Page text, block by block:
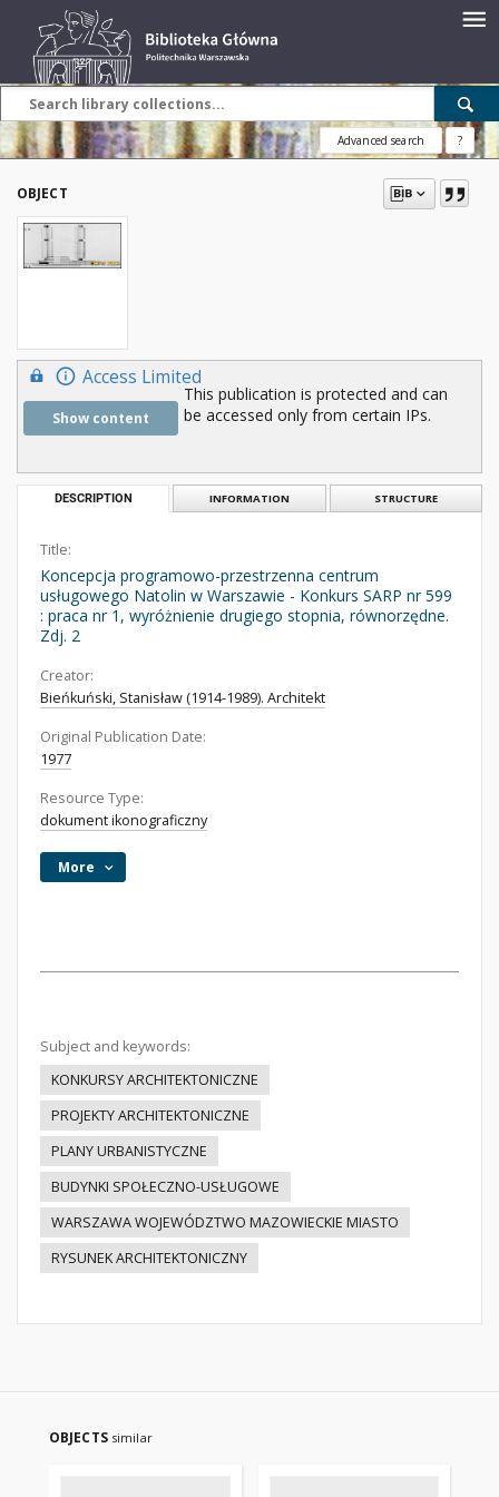
Advanced search ?
OBJECT
Access Limited
Show content
This publication is protected and can
be accessed only from certain IPs.
DESCRIPTION INFORMATION STRUCTURE
Title:
Koncepcja programowo-przestrzenna centrum
usługowego Natolin w Warszawie - Konkurs SARP nr 599
: praca nr 1, wyróżnienie drugiego stopnia, równorzędne.
Zdj. 2
Creator:
Bieńkuński, Stanisław (1914-1989). Architekt
Original Publication Date:
1977
Resource Type:
dokument ikonograficzny
More
Subject and keywords:
KONKURSY ARCHITEKTONICZNE
PROJEKTY ARCHITEKTONICZNE
PLANY URBANISTYCZNE
BUDYNKI SPOŁECZNO-USŁUGOWE
WARSZAWA WOJEWÓDZTWO MAZOWIECKIE MIASTO
RYSUNEK ARCHITEKTONICZNY
OBJECTS similar